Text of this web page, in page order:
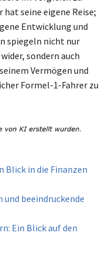
hat seine eigene Reise;
Entwicklung und
spiegeln nicht nur
sondern auch
Vermögen und
Formel-1-Fahrer zu
Blick in die Finanzen
beeindruckende
Ein Blick auf den